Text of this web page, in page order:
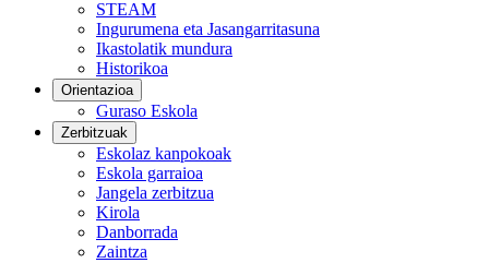
STEAM
Ingurumena eta Jasangarritasuna
Ikastolatik mundura
Historikoa
Orientazioa
Guraso Eskola
Zerbitzuak
Eskolaz kanpokoak
Eskola garraioa
Jangela zerbitzua
Kirola
Danborrada
Zaintza